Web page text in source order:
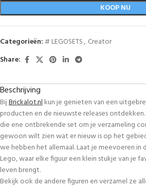
KOOP NU
Categorieën:# LEGOSETS, Creator
Share:
Beschrijving
BijBrickalot.nlkun je genieten van een
producten en de nieuwste releases
die ene ontbrekende set om je verzameling
gewoon wilt zien wat er nieuw is op het
we hebben het allemaal. Laat je meevoeren
Lego, waar elke figuur een klein stukje van je
leven brengt.
Bekijk ook de andere figuren en verzamel ze